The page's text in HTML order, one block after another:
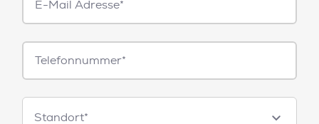
Mail*
Telefonnummer
Standorte
Standort*